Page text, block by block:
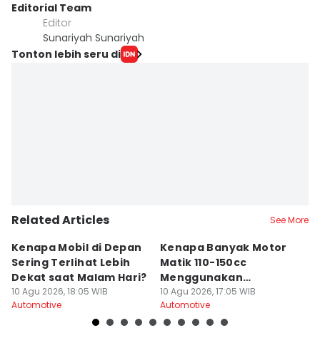
Editorial Team
Editor
Sunariyah Sunariyah
Tonton lebih seru di
Related Articles See More
Kenapa Mobil di Depan
Sering Terlihat Lebih
Dekat saat Malam Hari?
10 Agu 2026, 18:05 WIB
Automotive
Kenapa Banyak Motor
Matik 110-150cc
Menggunakan
Shockbreaker Tunggal?
10 Agu 2026, 17:05 WIB
Automotive